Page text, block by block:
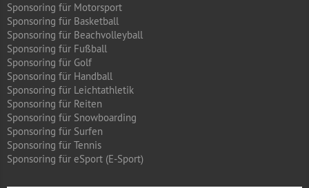
Sponsoring für Motorsport
Sponsoring für Basketball
Sponsoring für Beachvolleyball
Sponsoring für Fußball
Sponsoring für Golf
Sponsoring für Handball
Sponsoring für Leichtathletik
Sponsoring für Reiten
Sponsoring für Snowboarding
Sponsoring für Surfen
Sponsoring für Tennis
Sponsoring für eSport (E-Sport)